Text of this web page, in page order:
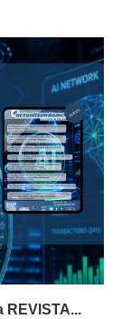
REVISTA...